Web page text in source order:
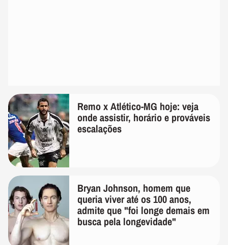
Remo x Atlético-MG hoje: veja
onde assistir, horário e prováveis
escalações
Bryan Johnson, homem que
queria viver até os 100 anos,
admite que "foi longe demais em
busca pela longevidade"